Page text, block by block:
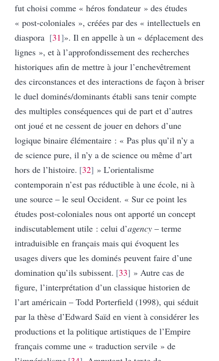
fut choisi comme « héros fondateur » des études
« post-coloniales », créées par des « intellectuels en
diaspora
31 ». Il en appelle à un « déplacement des
lignes », et à l’approfondissement des recherches
historiques afin de mettre à jour l’enchevêtrement
des circonstances et des interactions de façon à briser
le duel dominés/dominants établi sans tenir compte
des multiples conséquences qui de part et d’autres
ont joué et ne cessent de jouer en dehors d’une
logique binaire élémentaire : « Pas plus qu’il n’y a
de science pure, il n’y a de science ou même d’art
hors de l’histoire. 32 » L’orientalisme
contemporain n’est pas réductible à une école, ni à
une source – le seul Occident. « Sur ce point les
études post-coloniales nous ont apporté un concept
indiscutablement utile : celui d’agency – terme
intraduisible en français mais qui évoquent les
usages divers que les dominés peuvent faire d’une
domination qu’ils subissent. 33 » Autre cas de
figure, l’interprétation d’un classique historien de
l’art américain – Todd Porterfield (1998), qui séduit
par la thèse d’Edward Saïd en vient à considérer les
productions et la politique artistiques de l’Empire
français comme une « traduction servile » de